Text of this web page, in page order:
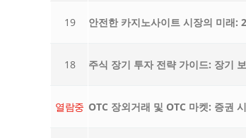
19 안전한 카지노사이트 시장의 미래:
18 주식 장기 투자 전략 가이드: 장기
열람중 OTC 장외거래 및 OTC 마켓: 증권